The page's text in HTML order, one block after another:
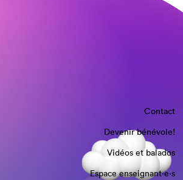
Contact
Devenir bénévole!
Vidéos et balados
Espace enseignant·e⋅s